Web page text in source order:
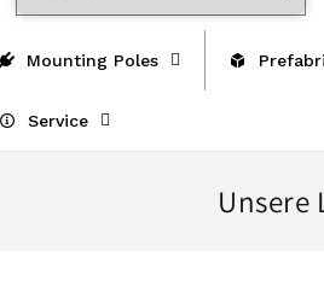
Mounting Poles
Service
C
Unsere